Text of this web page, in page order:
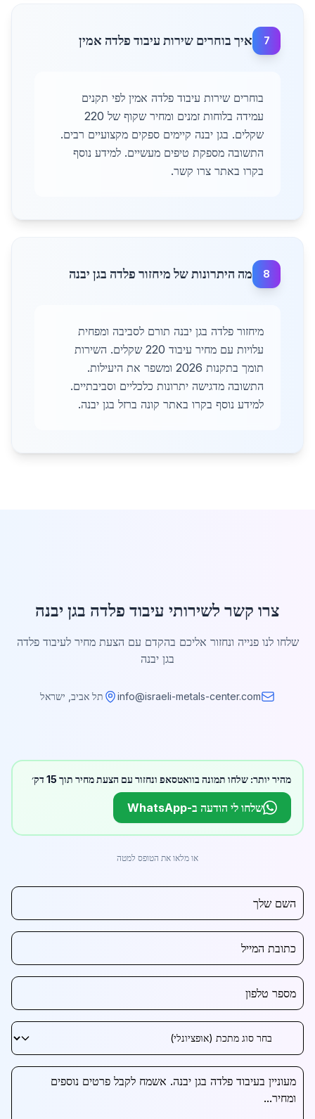
7 איך בוחרים שירות עיבוד פלדה אמין
בוחרים שירות עיבוד פלדה אמין לפי תקנים
עמידה בלוחות זמנים ומחיר שקוף של 220
שקלים. בגן יבנה קיימים ספקים מקצועיים רבים.
התשובה מספקת טיפים מעשיים. למידע נוסף
בקרו באתר צרו קשר.
8 מה היתרונות של מיחזור פלדה בגן יבנה
מיחזור פלדה בגן יבנה תורם לסביבה ומפחית
עלויות עם מחיר עיבוד 220 שקלים. השירות
תומך בתקנות 2026 ומשפר את היעילות.
התשובה מדגישה יתרונות כלכליים וסביבתיים.
למידע נוסף בקרו באתר קונה ברזל בגן יבנה.
צרו קשר לשירותי עיבוד פלדה בגן יבנה
שלחו לנו פנייה ונחזור אליכם בהקדם עם הצעת מחיר לעיבוד פלדה
בגן יבנה
info@israeli-metals-center.com תל אביב, ישראל
מהיר יותר: שלחו תמונה בוואטסאפ ונחזור עם הצעת מחיר תוך 15 דק׳
שלחו לי הודעה ב-WhatsApp
או מלאו את הטופס למטה